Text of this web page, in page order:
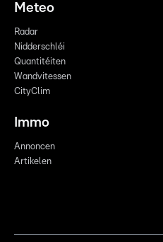
Meteo
Radar
Nidderschléi
Quantitéiten
Wandvitessen
CityClim
Immo
Annoncen
Artikelen